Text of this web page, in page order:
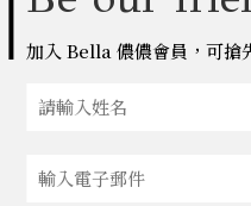
加入 Bella 儂儂會員，可搶